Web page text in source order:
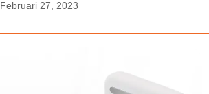
Februari 27, 2023